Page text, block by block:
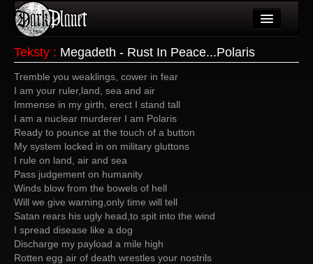
Wydarzenia
Galeria
Forum
Więcej
Login
Teksty : Megadeth - Rust In Peace...Polaris
Tremble you weaklings, cower in fear
I am your ruler,land, sea and air
Immense in my girth, erect I stand tall
I am a nuclear murderer I am Polaris
Ready to pounce at the touch of a button
My system locked in on military gluttons
I rule on land, air and sea
Pass judgement on humanity
Winds blow from the bowels of hell
Will we give warning,only time will tell
Satan rears his ugly head,to spit into the wind
I spread disease like a dog
Discharge my payload a mile high
Rotten egg air of death wrestles your nostrils